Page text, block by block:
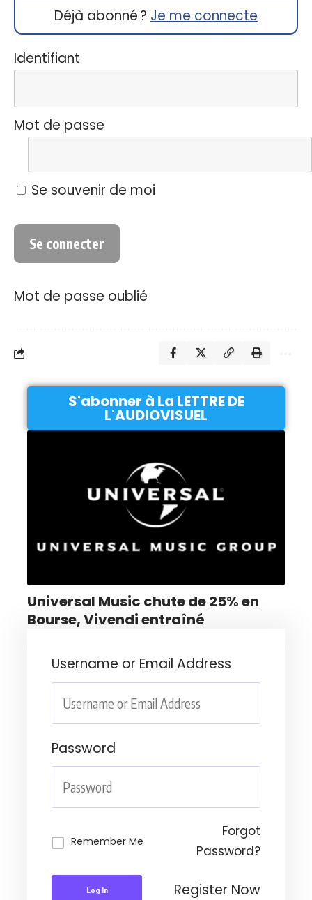
Déjà abonné ? Je me connecte
Identifiant
Mot de passe
Se souvenir de moi
Mot de passe oublié
S'abonner à La LETTRE DE
L'AUDIOVISUEL
Universal Music chute de 25% en
Bourse, Vivendi entraîné
Username or Email Address
Password
Remember Me
Forgot
Password?
Log In Register Now